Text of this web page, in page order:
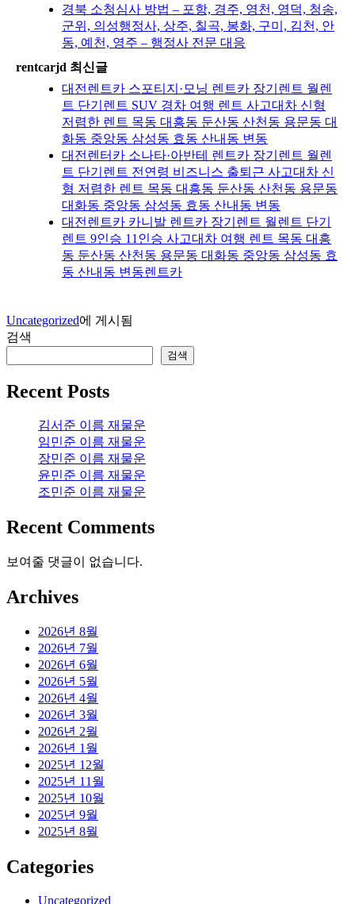
경북 소청심사 방법 – 포항, 경주, 영천, 영덕, 청송,
군위, 의성행정사, 상주, 칠곡, 봉화, 구미, 김천, 안
동, 예천, 영주 – 행정사 전문 대응
rentcarjd 최신글
대전렌트카 스포티지·모닝 렌트카 장기렌트 월렌
트 단기렌트 SUV 경차 여행 렌트 사고대차 신형
저렴한 렌트 목동 대흥동 둔산동 산천동 용문동 대
화동 중앙동 삼성동 효동 산내동 변동
대전렌터카 소나타·아반테 렌트카 장기렌트 월렌
트 단기렌트 전연령 비즈니스 출퇴근 사고대차 신
형 저렴한 렌트 목동 대흥동 둔산동 산천동 용문동
대화동 중앙동 삼성동 효동 산내동 변동
대전렌트카 카니발 렌트카 장기렌트 월렌트 단기
렌트 9인승 11인승 사고대차 여행 렌트 목동 대흥
동 둔산동 산천동 용문동 대화동 중앙동 삼성동 효
동 산내동 변동렌트카
Uncategorized에 게시됨
검색
검색
Recent Posts
김서준 이름 재물운
임민준 이름 재물운
장민준 이름 재물운
윤민준 이름 재물운
조민준 이름 재물운
Recent Comments
보여줄 댓글이 없습니다.
Archives
2026년 8월
2026년 7월
2026년 6월
2026년 5월
2026년 4월
2026년 3월
2026년 2월
2026년 1월
2025년 12월
2025년 11월
2025년 10월
2025년 9월
2025년 8월
Categories
Uncategorized